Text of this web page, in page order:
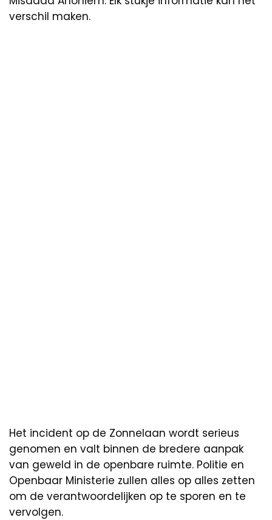
verschil maken.
Het incident op de Zonnelaan wordt serieus
genomen en valt binnen de bredere aanpak
van geweld in de openbare ruimte. Politie en
Openbaar Ministerie zullen alles op alles zetten
om de verantwoordelijken op te sporen en te
vervolgen.